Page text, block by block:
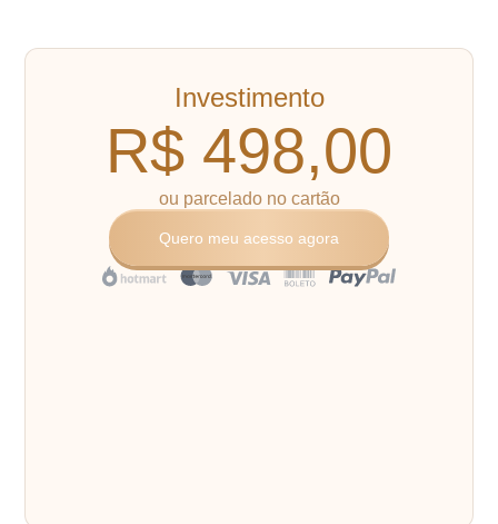
Investimento
R$ 498,00
ou parcelado no cartão
Quero meu acesso agora